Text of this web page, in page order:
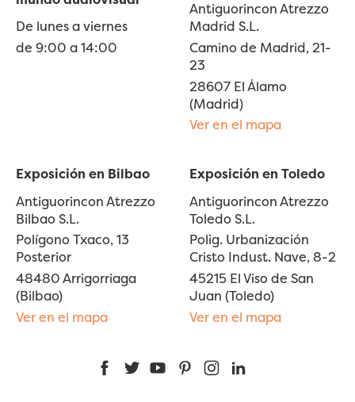
De lunes a viernes
de 9:00 a 14:00
Antiguorincon Atrezzo
Madrid S.L.
Camino de Madrid, 21-
23
28607 El Álamo
(Madrid)
Ver en el mapa
Exposición en Bilbao
Antiguorincon Atrezzo
Bilbao S.L.
Polígono Txaco, 13
Posterior
48480 Arrigorriaga
(Bilbao)
Ver en el mapa
Exposición en Toledo
Antiguorincon Atrezzo
Toledo S.L.
Polig. Urbanización
Cristo Indust. Nave, 8-2
45215 El Viso de San
Juan (Toledo)
Ver en el mapa
FacebookTwitterYouTubePinterestInstagram